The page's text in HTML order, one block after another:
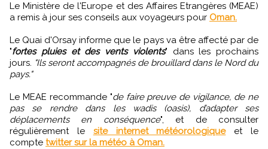
Le Ministère de l'Europe et des Affaires Etrangères (MEAE)
a remis à jour ses conseils aux voyageurs pour Oman.
Le Quai d'Orsay informe que le pays va être affecté par de
"fortes pluies et des vents violents" dans les prochains
jours. "Ils seront accompagnés de brouillard dans le Nord du
pays."
Le MEAE recommande "de faire preuve de vigilance, de ne
pas se rendre dans les wadis (oasis), d’adapter ses
déplacements en conséquence", et de consulter
régulièrement le site internet météorologiqueet le
compte twitter sur la météo à Oman.